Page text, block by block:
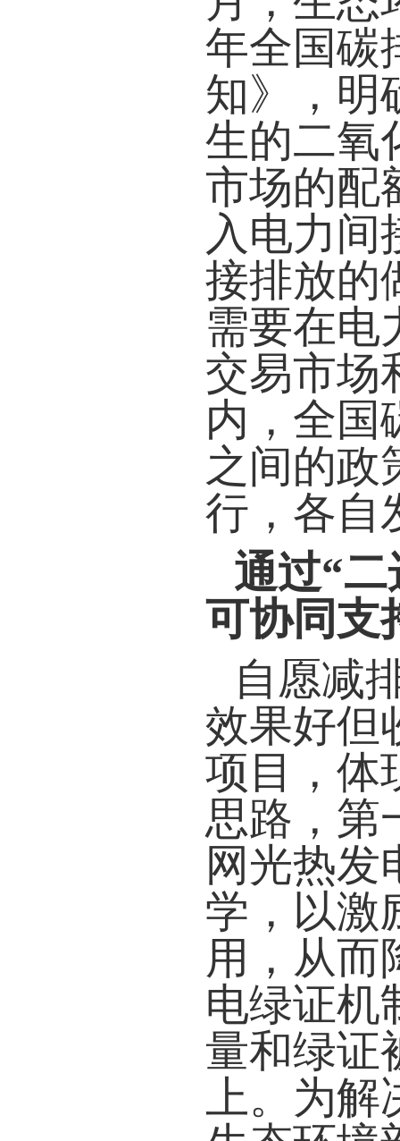
年全国碳
知》，明
生的二氧
市场的配
入电力间
接排放的
需要在电
交易市场
内，全国
之间的政
行，各自
通过“
可协同支
自愿减
效果好但
项目，体
思路，第
网光热发
学，以激
用，从而
电绿证机
量和绿证
上。为解